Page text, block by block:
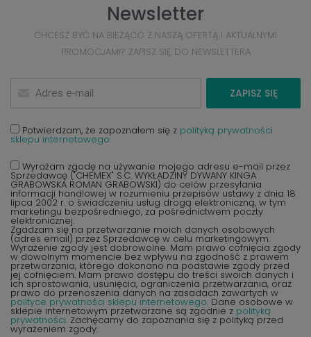
Newsletter
CHCESZ BYĆ NA BIEŻĄCO Z NASZĄ OFERTĄ I AKTUALNYMI
PROMOCJAMI? ZAPISZ SIĘ DO NEWSLETTERA
ZAPISZ SIĘ
Potwierdzam, że zapoznałem się z polityką prywatności
sklepu internetowego.
Wyrażam zgodę na używanie mojego adresu e-mail przez
Sprzedawcę ("CHEMEX" S.C. WYKŁADZINY DYWANY KINGA
GRABOWSKA ROMAN GRABOWSKI) do celów przesyłania
informacji handlowej w rozumieniu przepisów ustawy z dnia 18
lipca 2002 r. o świadczeniu usług drogą elektroniczną, w tym
marketingu bezpośredniego, za pośrednictwem poczty
elektronicznej.
Zgadzam się na przetwarzanie moich danych osobowych
(adres email) przez Sprzedawcę w celu marketingowym.
Wyrażenie zgody jest dobrowolne. Mam prawo cofnięcia zgody
w dowolnym momencie bez wpływu na zgodność z prawem
przetwarzania, którego dokonano na podstawie zgody przed
jej cofnięciem. Mam prawo dostępu do treści swoich danych i
ich sprostowania, usunięcia, ograniczenia przetwarzania, oraz
prawo do przenoszenia danych na zasadach zawartych w
polityce prywatności sklepu internetowego. Dane osobowe w
sklepie internetowym przetwarzane są zgodnie z polityką
prywatności. Zachęcamy do zapoznania się z polityką przed
wyrażeniem zgody.